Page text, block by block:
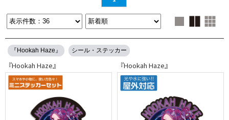
『Hookah Haze』 シール・ステッカー
『Hookah Haze』 『Hookah Haze』